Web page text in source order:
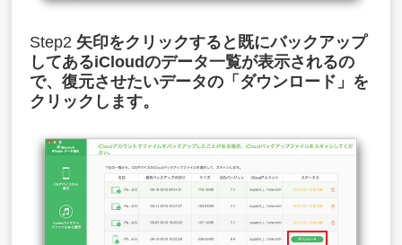
Step2 矢印をクリックすると既にバックアップ
してあるiCloudのデータ一覧が表示されるの
で、復元させたいデータの「ダウンロード」を
クリックします。